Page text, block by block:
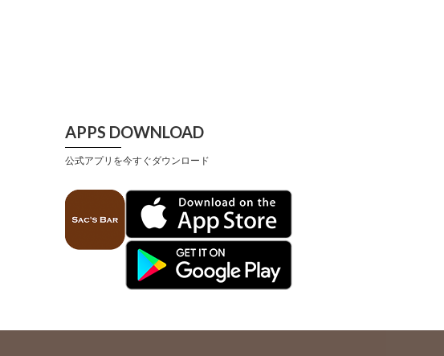
APPS DOWNLOAD
公式アプリを今すぐダウンロード